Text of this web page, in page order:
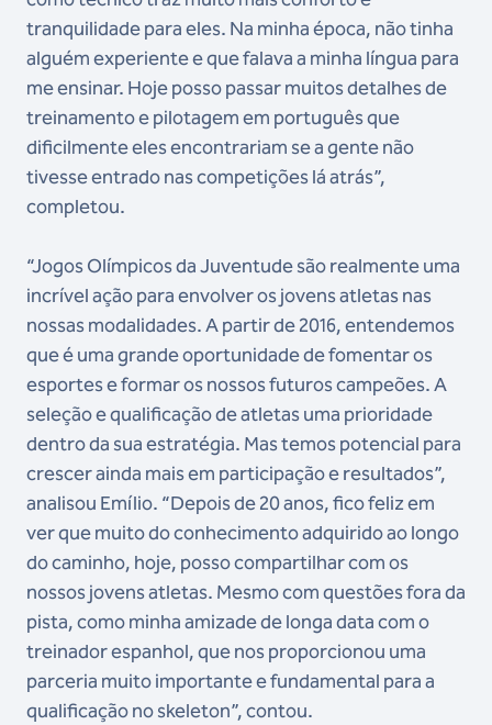
tranquilidade para eles. Na minha época, não tinha
alguém experiente e que falava a minha língua para
me ensinar. Hoje posso passar muitos detalhes de
treinamento e pilotagem em português que
dificilmente eles encontrariam se a gente não
tivesse entrado nas competições lá atrás”,
completou.
“Jogos Olímpicos da Juventude são realmente uma
incrível ação para envolver os jovens atletas nas
nossas modalidades. A partir de 2016, entendemos
que é uma grande oportunidade de fomentar os
esportes e formar os nossos futuros campeões. A
seleção e qualificação de atletas uma prioridade
dentro da sua estratégia. Mas temos potencial para
crescer ainda mais em participação e resultados”,
analisou Emílio. “Depois de 20 anos, fico feliz em
ver que muito do conhecimento adquirido ao longo
do caminho, hoje, posso compartilhar com os
nossos jovens atletas. Mesmo com questões fora da
pista, como minha amizade de longa data com o
treinador espanhol, que nos proporcionou uma
parceria muito importante e fundamental para a
qualificação no skeleton”, contou.